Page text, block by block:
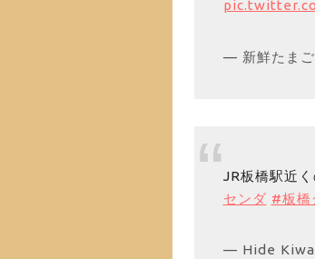
— 新鮮たま
JR板橋駅近
センダ #板橋
— Hide Kiwa